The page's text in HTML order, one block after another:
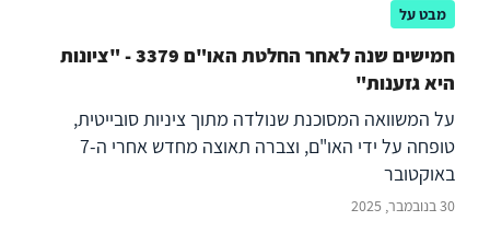
מבט על
חמישים שנה לאחר החלטת האו"ם 3379 - "ציונות
היא גזענות"
על המשוואה המסוכנת שנולדה מתוך ציניות סובייטית,
טופחה על ידי האו"ם, וצברה תאוצה מחדש אחרי ה-7
באוקטובר
30 בנובמבר, 2025